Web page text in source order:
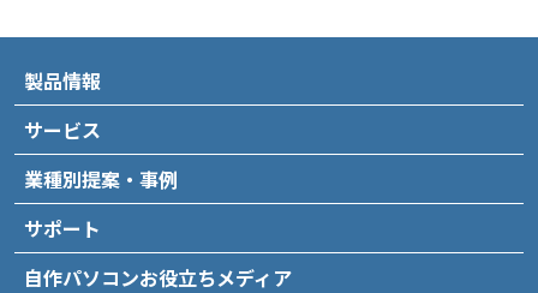
製品情報
サービス
業種別提案・事例
サポート
自作パソコンお役立ちメディア